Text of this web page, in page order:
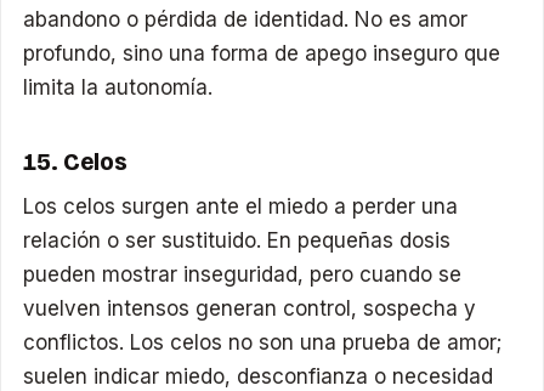
abandono o pérdida de identidad. No es amor
profundo, sino una forma de apego inseguro que
limita la autonomía.
15. Celos
Los celos surgen ante el miedo a perder una
relación o ser sustituido. En pequeñas dosis
pueden mostrar inseguridad, pero cuando se
vuelven intensos generan control, sospecha y
conflictos. Los celos no son una prueba de amor;
suelen indicar miedo, desconfianza o necesidad